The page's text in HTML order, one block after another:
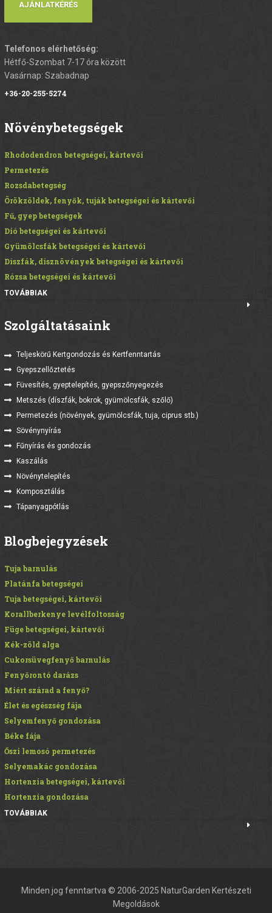
AJÁNLATKÉRÉS
Telefonos elérhetőség:
Hétfő-Szombat 7-17 óra között
Vasárnap: Szabadnap
+36-20-255-5274
Növénybetegségek
Rhododendron betegségei, kártevői
Permetezés
Rozsdabetegség
Örökzöldek, fenyők, tuják betegségei és kártevői
Fű, gyep betegségek
Dió betegségei és kártevői
Gyümölcsfák betegségei és kártevői
Díszfák, dísznövények betegségei és kártevői
Rózsa betegségei és kártevői
TOVÁBBIAK
Szolgáltatásaink
Teljeskörű Kertgondozás és Kertfenntartás
Gyepszellőztetés
Füvesítés, gyeptelepítés, gyepszőnyegezés
Metszés (díszfák, bokrok, gyümölcsfák, szőlő)
Permetezés (növények, gyümölcsfák, tuja, ciprus stb.)
Sövénynyírás
Fűnyírás és gondozás
Kaszálás
Növénytelepítés
Komposztálás
Tápanyagpótlás
Blogbejegyzések
Tuja barnulás
Platánfa betegségei
Tuja betegségei, kártevői
Korallberkenye levélfoltosság
Füge betegségei, kártevői
Kék-zöld alga
Cukorsüvegfenyő barnulás
Fenyőrontó darázs
Miért szárad a fenyő?
Élet és egészség fája
Selyemfenyő gondozása
Béke fája
Őszi lemosó permetezés
Selyemakác gondozása
Hortenzia betegségei, kártevői
Hortenzia gondozása
TOVÁBBIAK
Minden jog fenntartva © 2006-2025 NaturGarden Kertészeti
Megoldások